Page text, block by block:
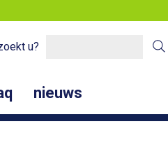
u?
nieuws